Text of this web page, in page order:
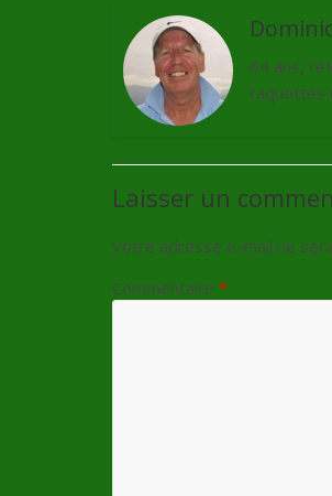
64 ans,
raquettes
Laisser un
Votre adresse e-mail ne
Commentaire *